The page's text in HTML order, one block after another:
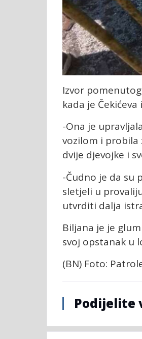
Izvor
kada je
-Ona je
vozilom i probila
dvije djevojke i
-Čudno je da su
sletjeli u
utvrditi dalja
Biljana je je
svoj opstanak u
(BN) Foto:
Podijelite